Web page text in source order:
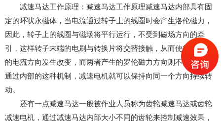
减速马达工作原理：减速马达工作原理减速马达内部具有固
定的环状永磁体，当电流通过转子上的线圈时会产生洛伦磁力，
因此，转子上的线圈与磁场将平行运行，不受到磁场方向的牵
引，这样转子末端的电刷与转换片将交替接触，从而使得线圈上
的电流方向发生改变，而两者产生的罗伦磁力方向则不会改变。
通过内部的这种机制，减速电机就可以保持向同一个方向持续转
动。
还有一点减速马达一般被作业人员称为齿轮减速马达或齿轮
减速电机，通过减速马达内部大小不同的齿轮来控制减速效果，